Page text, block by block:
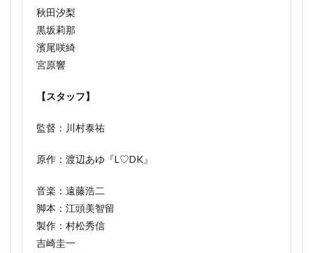
秋田汐梨
黒坂莉那
濱尾咲綺
宮原響
【スタッフ】
監督：川村泰祐
原作：渡辺あゆ『L♡DK』
音楽：遠藤浩二
脚本：江頭美智留
製作：村松秀信
吉崎圭一